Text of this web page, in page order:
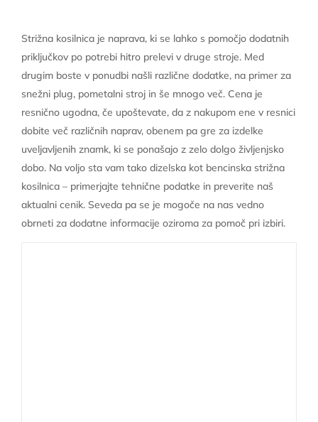
Strižna kosilnica je naprava, ki se lahko s pomočjo dodatnih
priključkov po potrebi hitro prelevi v druge stroje. Med
drugim boste v ponudbi našli različne dodatke, na primer za
snežni plug, pometalni stroj in še mnogo več. Cena je
resnično ugodna, če upoštevate, da z nakupom ene v resnici
dobite več različnih naprav, obenem pa gre za izdelke
uveljavljenih znamk, ki se ponašajo z zelo dolgo življenjsko
dobo. Na voljo sta vam tako dizelska kot bencinska strižna
kosilnica – primerjajte tehnične podatke in preverite naš
aktualni cenik. Seveda pa se je mogoče na nas vedno
obrneti za dodatne informacije oziroma za pomoč pri izbiri.